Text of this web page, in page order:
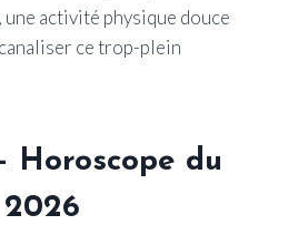
activité physique douce
ce trop-plein
Horoscope du